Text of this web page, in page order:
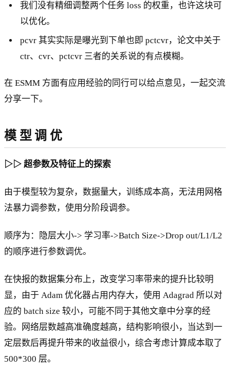
我们没有精细调整两个任务 loss 的权重，也许这块可
以优化。
pcvr 其实实际是曝光到下单也即 pctcvr，论文中关于
ctr、cvr、pctcvr 三者的关系说的有点模糊。
在 ESMM 方面有应用经验的同行可以给点意见，一起交流
分享一下。
模 型 调 优
▷▷ 超参数及特征上的探索
由于模型较为复杂，数据量大，训练成本高，无法用网格
法暴力调参数，使用分阶段调参。
顺序为：隐层大小-> 学习率->Batch Size->Drop out/L1/L2
的顺序进行参数调优。
在快报的数据集分布上，改变学习率带来的提升比较明
显，由于 Adam 优化器占用内存大，使用 Adagrad 所以对
应的 batch size 较小，可能不同于其他文章中分享的经
验。网络层数越高准确度越高，结构影响很小，当达到一
定层数后再提升带来的收益很小，综合考虑计算成本取了
500*300 层。